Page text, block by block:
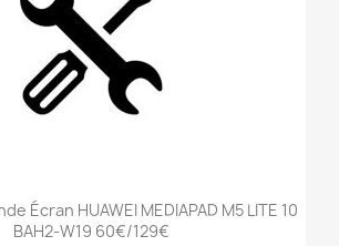
Écran HUAWEI MEDIAPAD M5 LITE 10
BAH2-W19 60€/129€